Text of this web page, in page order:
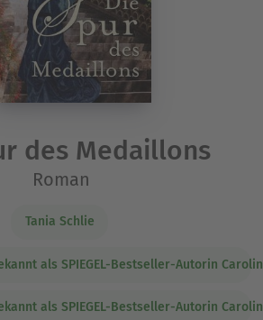
des Medaillons
Roman
Tania Schlie
als SPIEGEL-Bestseller-Autorin
als SPIEGEL-Bestseller-Autorin